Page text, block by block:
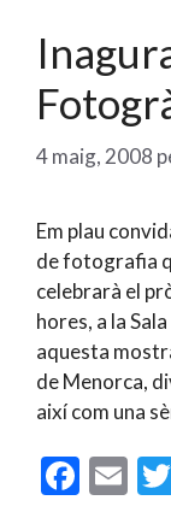
4 maig, 2008
Em plau
de fotografia
celebrarà el
hores, a la
aquesta
de Menorca,
així com una
F
E